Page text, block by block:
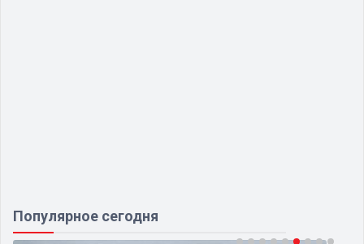
Популярное сегодня